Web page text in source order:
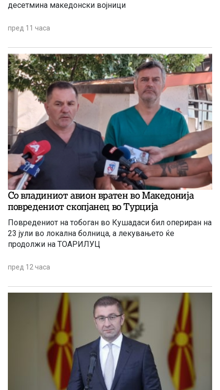
десетмина македонски војници
пред 11 часа
Со владиниот авион вратен во Македонија
повредениот скопјанец во Турција
Повредениот на тобоган во Кушадаси бил опериран на
23 јули во локална болница, а лекувањето ќе
продолжи на ТОАРИЛУЦ
пред 12 часа